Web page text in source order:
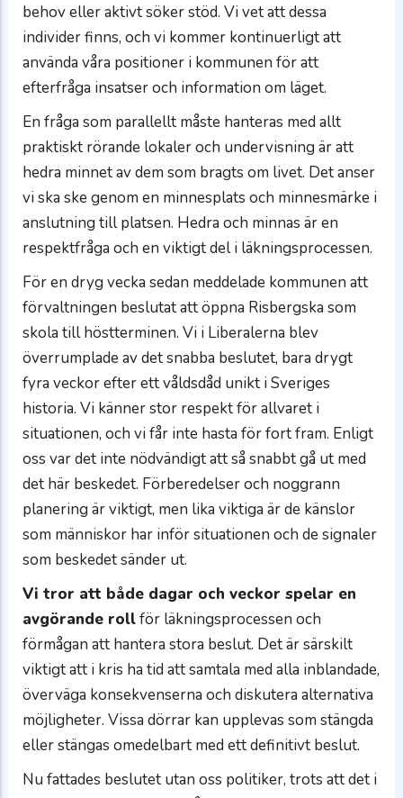
behov eller aktivt söker stöd. Vi vet att dessa
individer finns, och vi kommer kontinuerligt att
använda våra positioner i kommunen för att
efterfråga insatser och information om läget.
En fråga som parallellt måste hanteras med allt
praktiskt rörande lokaler och undervisning är att
hedra minnet av dem som bragts om livet. Det anser
vi ska ske genom en minnesplats och minnesmärke i
anslutning till platsen. Hedra och minnas är en
respektfråga och en viktigt del i läkningsprocessen.
För en dryg vecka sedan meddelade kommunen att
förvaltningen beslutat att öppna Risbergska som
skola till höstterminen. Vi i Liberalerna blev
överrumplade av det snabba beslutet, bara drygt
fyra veckor efter ett våldsdåd unikt i Sveriges
historia. Vi känner stor respekt för allvaret i
situationen, och vi får inte hasta för fort fram. Enligt
oss var det inte nödvändigt att så snabbt gå ut med
det här beskedet. Förberedelser och noggrann
planering är viktigt, men lika viktiga är de känslor
som människor har inför situationen och de signaler
som beskedet sänder ut.
Vi tror att både dagar och veckor spelar en
avgörande rollför läkningsprocessen och
förmågan att hantera stora beslut. Det är särskilt
viktigt att i kris ha tid att samtala med alla inblandade,
överväga konsekvenserna och diskutera alternativa
möjligheter. Vissa dörrar kan upplevas som stängda
eller stängas omedelbart med ett definitivt beslut.
Nu fattades beslutet utan oss politiker, trots att det i